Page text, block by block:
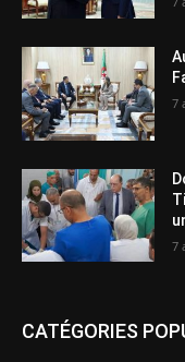
7
7
CATÉGORIES